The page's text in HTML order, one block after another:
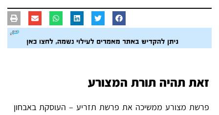
זאת תהיה תורת המצורע
פרשת מצורע ממשיכה את פרשת תזריע – העוסקת באבחון